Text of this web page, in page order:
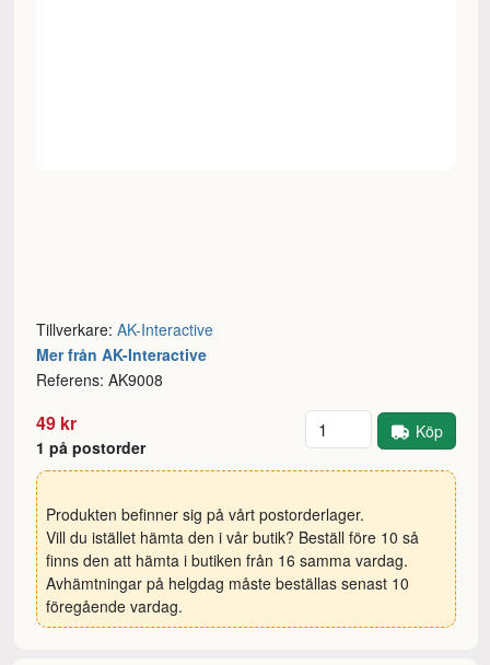
Tillverkare:AK-Interactive
Mer från AK-Interactive
Referens: AK9008
49 kr
1 på postorder
Antal Köp
Produkten befinner sig på vårt postorderlager.
Vill du istället hämta den i vår butik? Beställ före 10 så
finns den att hämta i butiken från 16 samma vardag.
Avhämtningar på helgdag måste beställas senast 10
föregående vardag.